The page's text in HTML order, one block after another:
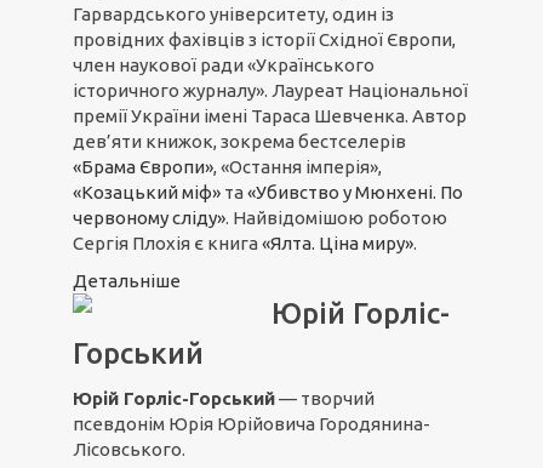
Гарвардського університету, один із
провідних фахівців з історії Східної Європи,
член наукової ради «Українського
історичного журналу». Лауреат Національної
премії України імені Тараса Шевченка. Автор
дев’яти книжок, зокрема бестселерів
«Брама Європи», «Остання імперія»,
«Козацький міф» та «Убивство у Мюнхені. По
червоному сліду». Найвідомішою роботою
Сергія Плохія є книга «Ялта. Ціна миру».
Детальніше
Юрій Горліс-
Горський
Юрій Горліс-Горський— творчий
псевдонім Юрія Юрійовича Городянина-
Лісовського.